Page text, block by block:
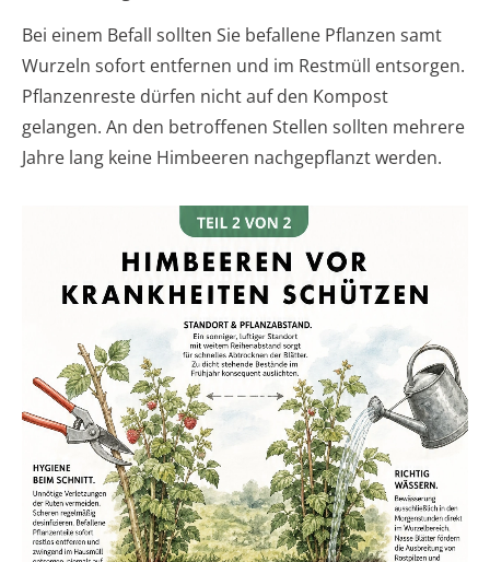
Bei einem Befall sollten Sie befallene Pflanzen samt
Wurzeln sofort entfernen und im Restmüll entsorgen.
Pflanzenreste dürfen nicht auf den Kompost
gelangen. An den betroffenen Stellen sollten mehrere
Jahre lang keine Himbeeren nachgepflanzt werden.